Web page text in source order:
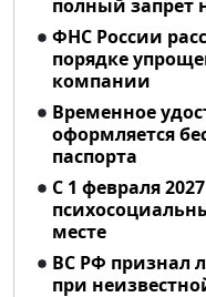
полный запрет
ФНС России
порядке
компании
Временное
оформляется
паспорта
С 1 февраля
месте
ВС РФ признал
при